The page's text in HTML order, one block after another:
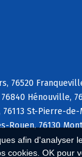
afin d'analyser
cookies. OK pour
76520
Hénouville,
St-Pierre-
76130